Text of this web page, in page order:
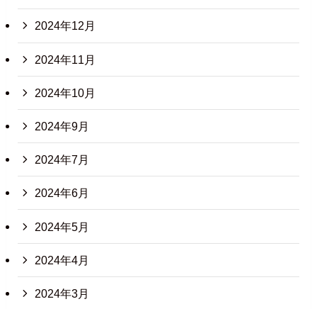
2024年12月
2024年11月
2024年10月
2024年9月
2024年7月
2024年6月
2024年5月
2024年4月
2024年3月